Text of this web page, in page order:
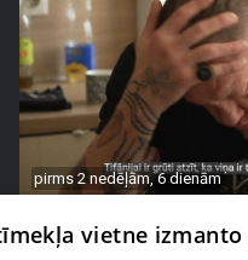
pirms 2 nedēļām, 6 dienām
Tifānijuvietne izmanto